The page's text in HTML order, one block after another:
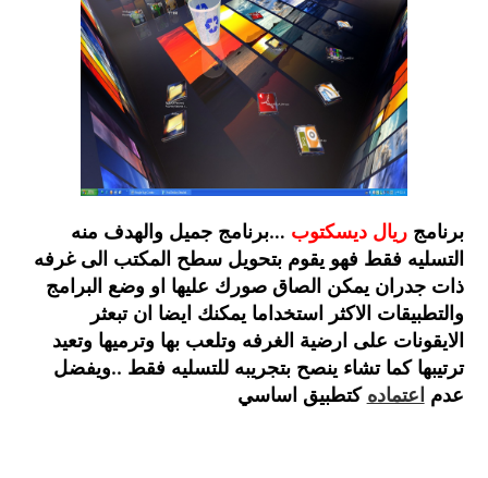
برنامجريال ديسكتوب …برنامج جميل والهدف منه
التسليه فقط فهو يقوم بتحويل سطح المكتب الى غرفه
ذات جدران يمكن الصاق صورك عليها او وضع البرامج
والتطبيقات الاكثر استخداما يمكنك ايضا ان تبعثر
الايقونات على ارضية الغرفه وتلعب بها وترميها وتعيد
ترتيبها كما تشاء ينصح بتجريبه للتسليه فقط ..ويفضل
عدم اعتماده كتطبيق اساسي